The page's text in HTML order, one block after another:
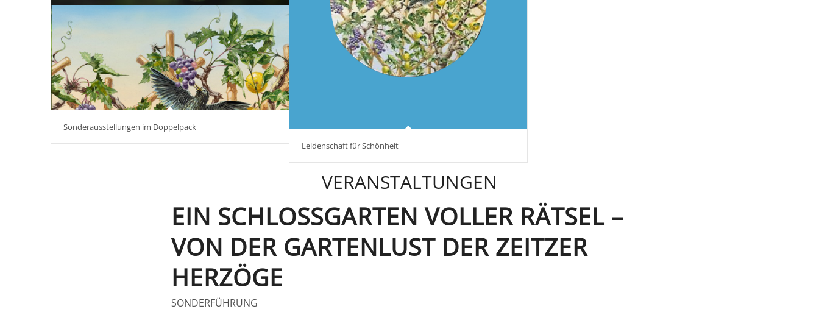
Sonderausstellungen im Doppelpack
Leidenschaft für Schönheit
VERANSTALTUNGEN
EIN SCHLOSSGARTEN VOLLER RÄTSEL –
VON DER GARTENLUST DER ZEITZER
HERZÖGE
SONDERFÜHRUNG